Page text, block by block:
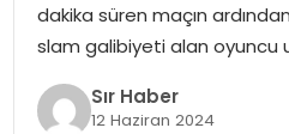
dakika süren maçın
slam galibiyeti alan oyuncu
Sır Haber
12 Haziran 2024